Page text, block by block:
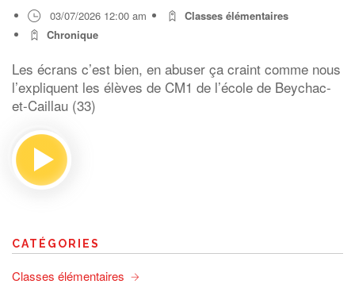
03/07/2026 12:00 am
Classes élémentaires
Chronique
Les écrans c’est bien, en abuser ça craint comme nous
l’expliquent les élèves de CM1 de l’école de Beychac-
et-Caillau (33)
CATÉGORIES
Classes élémentaires